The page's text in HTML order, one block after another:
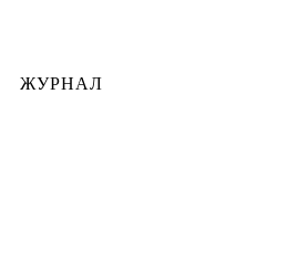
ЖУРНАЛ